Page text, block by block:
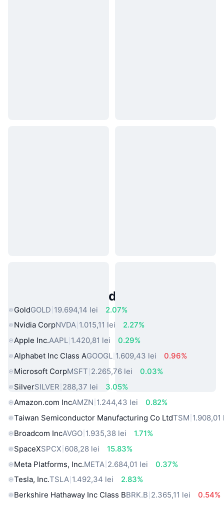
Active Populare din Lumea Reală
GoldGOLD 19.694,14 lei
2.07%
Nvidia CorpNVDA 1.015,11 lei
2.27%
Apple Inc.AAPL 1.420,81 lei
0.29%
Alphabet Inc Class AGOOGL 1.609,43 lei
0.96%
Microsoft CorpMSFT 2.265,76 lei
0.03%
SilverSILVER 288,37 lei
3.05%
Amazon.com IncAMZN 1.244,43 lei
0.82%
Taiwan Semiconductor Manufacturing Co LtdTSM 1.908,01
Broadcom IncAVGO 1.935,38 lei
1.71%
SpaceXSPCX 608,28 lei
15.83%
Meta Platforms, Inc.META 2.684,01 lei
0.37%
Tesla, Inc.TSLA 1.492,34 lei
2.83%
Berkshire Hathaway Inc Class BBRK.B 2.365,11 lei
0.54%